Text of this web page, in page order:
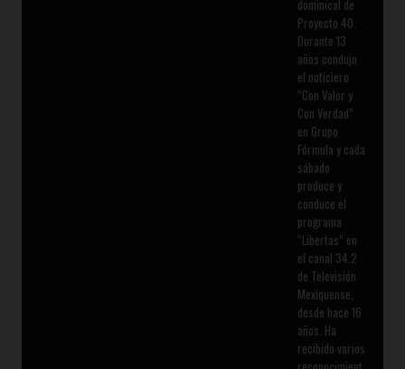
dominical de
Proyecto 40.
Durante 13
años condujo
el noticiero
“Con Valor y
Con Verdad”
en Grupo
Fórmula y cada
sábado
produce y
conduce el
programa
“Libertas” en
el canal 34.2
de Televisión
Mexiquense,
desde hace 16
años. Ha
recibido varios